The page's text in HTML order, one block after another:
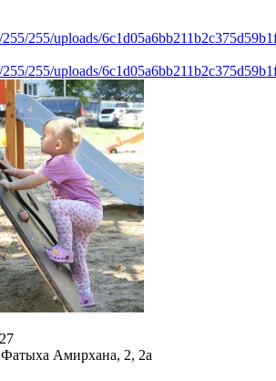
255/uploads/
255/uploads/
Амирхана, 2, 2а